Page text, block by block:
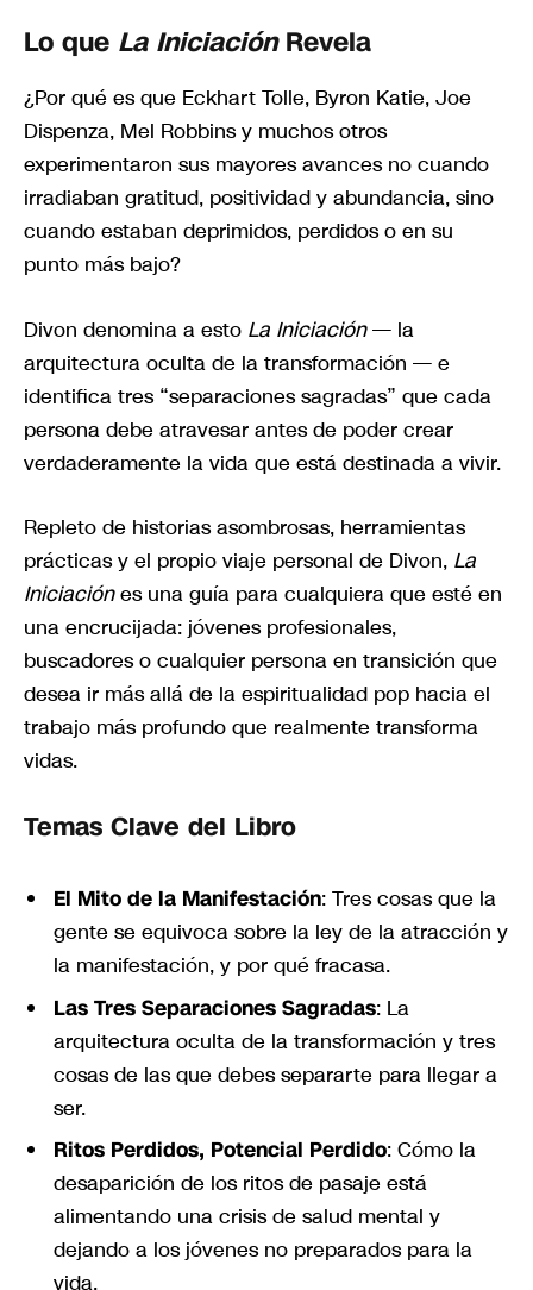
Lo que La IniciaciónRevela
¿Por qué es que Eckhart Tolle, Byron Katie, Joe
Dispenza, Mel Robbins y muchos otros
experimentaron sus mayores avances no cuando
irradiaban gratitud, positividad y abundancia, sino
cuando estaban deprimidos, perdidos o en su
punto más bajo?
Divon denomina a esto La Iniciación— la
arquitectura oculta de la transformación — e
identifica tres “separaciones sagradas” que cada
persona debe atravesar antes de poder crear
verdaderamente la vida que está destinada a vivir.
Repleto de historias asombrosas, herramientas
prácticas y el propio viaje personal de Divon, La
Iniciaciónes una guía para cualquiera que esté en
una encrucijada: jóvenes profesionales,
buscadores o cualquier persona en transición que
desea ir más allá de la espiritualidad pop hacia el
trabajo más profundo que realmente transforma
vidas.
Temas Clave del Libro
El Mito de la Manifestación: Tres cosas que la
gente se equivoca sobre la ley de la atracción y
la manifestación, y por qué fracasa.
Las Tres Separaciones Sagradas: La
arquitectura oculta de la transformación y tres
cosas de las que debes separarte para llegar a
ser.
Ritos Perdidos, Potencial Perdido: Cómo la
desaparición de los ritos de pasaje está
alimentando una crisis de salud mental y
dejando a los jóvenes no preparados para la
vida.